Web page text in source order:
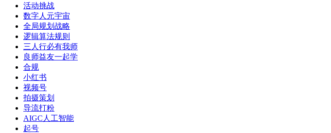
活动挑战
数字人元宇宙
全局规划战略
逻辑算法规则
三人行必有我师
良师益友一起学
合规
小红书
视频号
拍摄策划
导流打粉
AIGC人工智能
起号